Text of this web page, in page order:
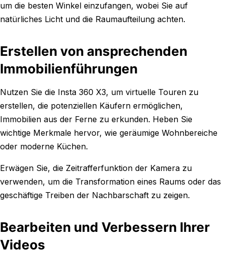
um die besten Winkel einzufangen, wobei Sie auf
natürliches Licht und die Raumaufteilung achten.
Erstellen von ansprechenden
Immobilienführungen
Nutzen Sie die Insta 360 X3, um virtuelle Touren zu
erstellen, die potenziellen Käufern ermöglichen,
Immobilien aus der Ferne zu erkunden. Heben Sie
wichtige Merkmale hervor, wie geräumige Wohnbereiche
oder moderne Küchen.
Erwägen Sie, die Zeitrafferfunktion der Kamera zu
verwenden, um die Transformation eines Raums oder das
geschäftige Treiben der Nachbarschaft zu zeigen.
Bearbeiten und Verbessern Ihrer
Videos